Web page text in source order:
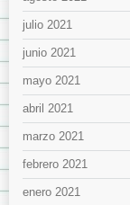
julio 2021
junio 2021
mayo 2021
abril 2021
marzo 2021
febrero 2021
enero 2021